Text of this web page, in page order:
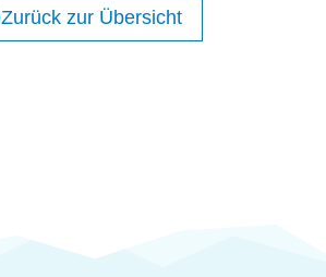
Zurück zur Übersicht